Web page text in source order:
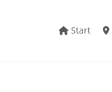
Start